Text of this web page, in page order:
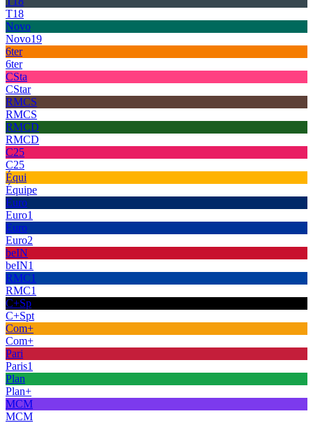
T18
Novo
Novo19
6ter
6ter
CSta
CStar
RMCS
RMCS
RMCD
RMCD
C25
C25
Équi
Équipe
Euro
Euro1
Euro
Euro2
beIN
beIN1
RMC1
RMC1
C+Sp
C+Spt
Com+
Com+
Pari
Paris1
Plan
Plan+
MCM
MCM